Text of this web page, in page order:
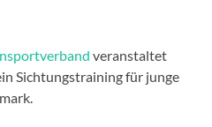
veranstaltet
Sichtungstraining für junge